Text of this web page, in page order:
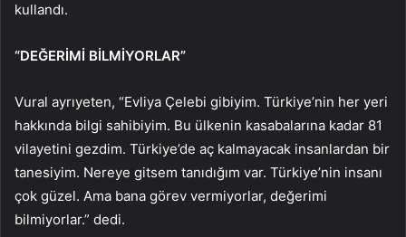
kullandı.
“DEĞERİMİ BİLMİYORLAR”
Vural ayrıyeten, “Evliya Çelebi gibiyim. Türkiye’nin her yeri
hakkında bilgi sahibiyim. Bu ülkenin kasabalarına kadar 81
vilayetini gezdim. Türkiye’de aç kalmayacak insanlardan bir
tanesiyim. Nereye gitsem tanıdığım var. Türkiye’nin insanı
çok güzel. Ama bana görev vermiyorlar, değerimi
bilmiyorlar.” dedi.